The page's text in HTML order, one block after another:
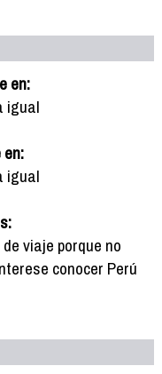
en:
igual
igual
viaje porque no
conocer Perú